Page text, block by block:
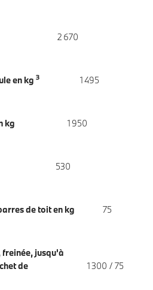
2 670
en kg 3 1 495
kg 1 950
530
de toit en kg 75
jusqu'à
de
1 300 / 75